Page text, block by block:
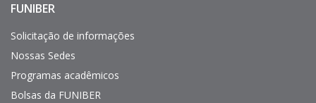
Enlaces
interés
FUNIBER
Solicitação de informações
Nossas Sedes
Programas acadêmicos
Bolsas da FUNIBER